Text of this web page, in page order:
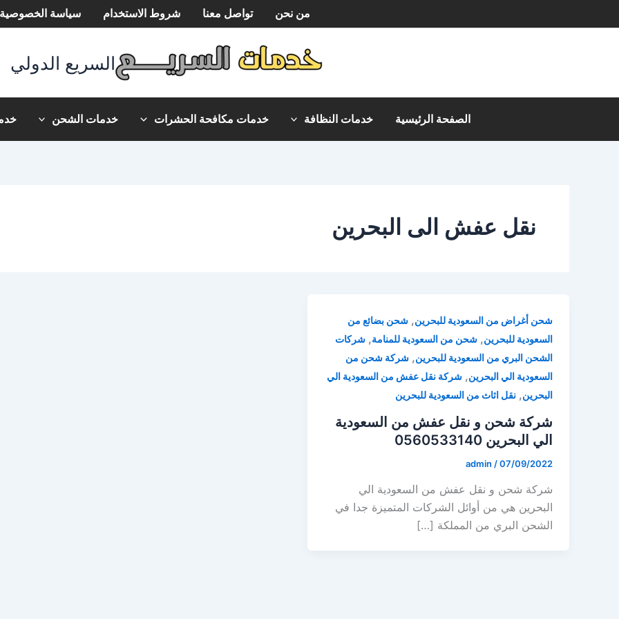
إلى
من نحن تواصل معنا شروط الاستخدام سياسة الخصوصية
السريع الدولي
الصفحة الرئيسية خدمات النظافة خدمات مكافحة الحشرات خدمات الشحن
نقل عفش الى البحرين
شحن أغراض من السعودية للبحرين, شحن بضائع من
السعودية للبحرين, شحن من السعودية للمنامة, شركات
الشحن البري من السعودية للبحرين, شركة شحن من
السعودية الي البحرين, شركة نقل عفش من السعودية الي
البحرين, نقل اثاث من السعودية للبحرين
شركة شحن و نقل عفش من السعودية
الي البحرين 0560533140
admin /07/09/2022
شركة شحن و نقل عفش من السعودية الي
البحرين هي من أوائل الشركات المتميزة جدا في
الشحن البري من المملكة […]